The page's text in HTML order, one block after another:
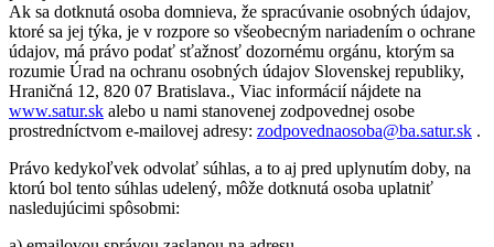
Ak sa dotknutá osoba domnieva, že spracúvanie osobných údajov,
ktoré sa jej týka, je v rozpore so všeobecným nariadením o ochrane
údajov, má právo podať sťažnosť dozornému orgánu, ktorým sa
rozumie Úrad na ochranu osobných údajov Slovenskej republiky,
Hraničná 12, 820 07 Bratislava., Viac informácií nájdete na
www.satur.sk alebo u nami stanovenej zodpovednej osobe
prostredníctvom e-mailovej adresy: zodpovednaosoba@ba.satur.sk .
Právo kedykoľvek odvolať súhlas, a to aj pred uplynutím doby, na
ktorú bol tento súhlas udelený, môže dotknutá osoba uplatniť
nasledujúcimi spôsobmi: